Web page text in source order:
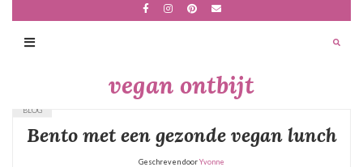
vegan ontbijt
BLOG
Bento met een gezonde vegan lunch
Geschreven doorYvonne